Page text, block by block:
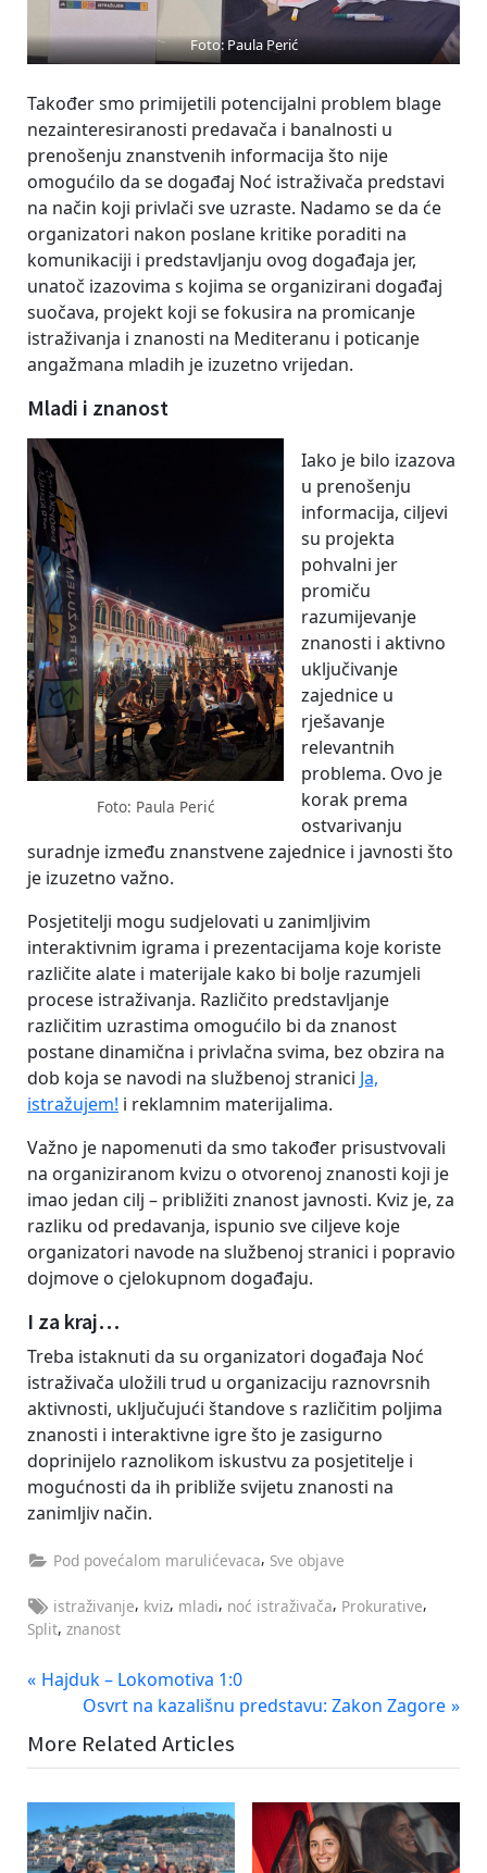
Foto: Paula Perić
Također smo primijetili potencijalni problem blage
nezainteresiranosti predavača i banalnosti u
prenošenju znanstvenih informacija što nije
omogućilo da se događaj Noć istraživača predstavi
na način koji privlači sve uzraste. Nadamo se da će
organizatori nakon poslane kritike poraditi na
komunikaciji i predstavljanju ovog događaja jer,
unatoč izazovima s kojima se organizirani događaj
suočava, projekt koji se fokusira na promicanje
istraživanja i znanosti na Mediteranu i poticanje
angažmana mladih je izuzetno vrijedan.
Mladi i znanost
Foto: Paula Perić
Iako je bilo izazova
u prenošenju
informacija, ciljevi
su projekta
pohvalni jer
promiču
razumijevanje
znanosti i aktivno
uključivanje
zajednice u
rješavanje
relevantnih
problema. Ovo je
korak prema
ostvarivanju
suradnje između znanstvene zajednice i javnosti što
je izuzetno važno.
Posjetitelji mogu sudjelovati u zanimljivim
interaktivnim igrama i prezentacijama koje koriste
različite alate i materijale kako bi bolje razumjeli
procese istraživanja. Različito predstavljanje
različitim uzrastima omogućilo bi da znanost
postane dinamična i privlačna svima, bez obzira na
dob koja se navodi na službenoj stranici Ja,
istražujem! i reklamnim materijalima.
Važno je napomenuti da smo također prisustvovali
na organiziranom kvizu o otvorenoj znanosti koji je
imao jedan cilj – približiti znanost javnosti. Kviz je, za
razliku od predavanja, ispunio sve ciljeve koje
organizatori navode na službenoj stranici i popravio
dojmove o cjelokupnom događaju.
I za kraj…
Treba istaknuti da su organizatori događaja Noć
istraživača uložili trud u organizaciju raznovrsnih
aktivnosti, uključujući štandove s različitim poljima
znanosti i interaktivne igre što je zasigurno
doprinijelo raznolikom iskustvu za posjetitelje i
mogućnosti da ih približe svijetu znanosti na
zanimljiv način.
Pod povećalom marulićevaca, Sve objave
Tags:
istraživanje, kviz, mladi, noć istraživača, Prokurative,
Split, znanost
Navigacija
objava
P
v
o
u
s
Hajduk – Lokomotiva 1:0
N
x
P
o
s
Osvrt na kazališnu predstavu: Zakon Zagore
More Related Articles